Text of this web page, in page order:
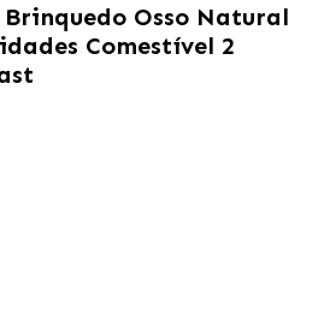
Brinquedo Osso Natural
Comestível 2